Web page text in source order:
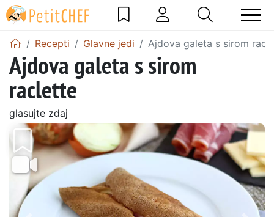
Recepti Glavne jedi Ajdova galeta s sirom
Ajdova galeta s sirom
raclette
glasujte zdaj